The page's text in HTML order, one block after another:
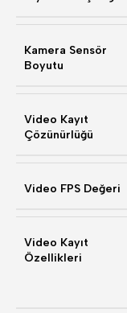
Kamera Sensör
Boyutu
Video Kayıt
Çözünürlüğü
Video FPS Değeri
Video Kayıt
Özellikleri